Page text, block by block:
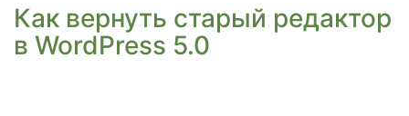
Как вернуть старый редактор
в WordPress 5.0